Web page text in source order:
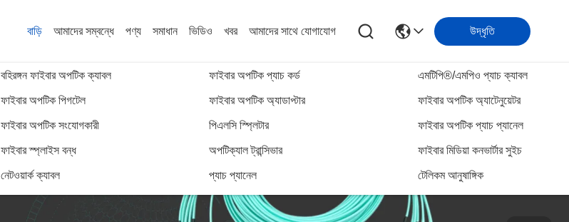
বাড়ি আমাদের সম্বন্ধে পণ্য
বহিরঙ্গন ফাইবার অপটিক ক্যাবল ফাইবার অপটিক প্যাচ কর্ড এমটিপি®/এমপিও প্যাচ ক্যাবল
ফাইবার অপটিক পিগটেল ফাইবার অপটিক অ্যাডাপ্টার ফাইবার অপটিক অ্যাটেনুয়েটর
ফাইবার অপটিক সংযোগকারী পিএলসি স্প্লিটার ফাইবার অপটিক প্যাচ প্যানেল
ফাইবার স্প্লাইস বন্ধ অপটিক্যাল ট্রান্সিভার ফাইবার মিডিয়া কনভার্টার সুইচ
নেটওয়ার্ক ক্যাবল প্যাচ প্যানেল টেলিকম আনুষাঙ্গিক
সমাধান ভিডিও খবর আমাদের সাথে যোগাযোগ উদ্ধৃতি